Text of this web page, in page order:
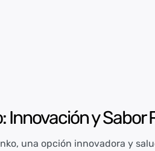
Innovación y Sabor
una opción innovadora y